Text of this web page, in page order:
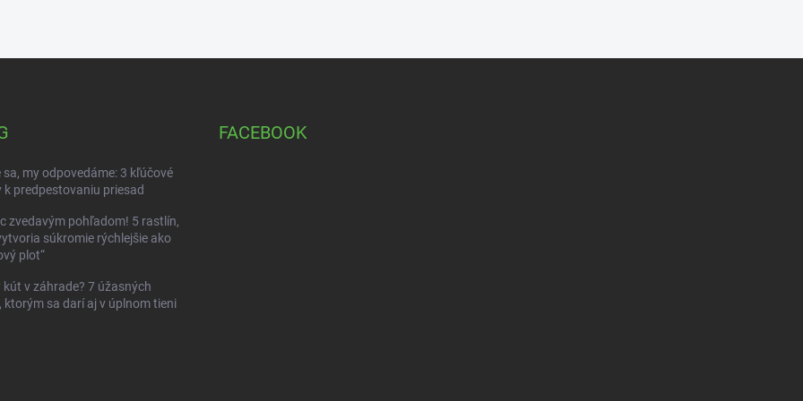
my odpovedáme: 3 kľúčové
k predpestovaniu priesad
zvedavým pohľadom! 5 rastlín,
súkromie rýchlejšie ako
plot“
kút v záhrade? 7 úžasných
ktorým sa darí aj v úplnom tieni
FACEBOOK